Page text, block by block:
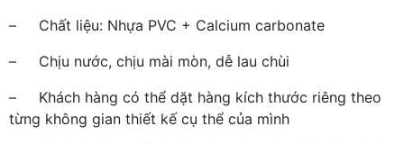
– Chất liệu: Nhựa PVC + Calcium carbonate
– Chịu nước, chịu mài mòn, dễ lau chùi
– Khách hàng có thể dặt hàng kích thước riêng theo
từng không gian thiết kế cụ thể của mình